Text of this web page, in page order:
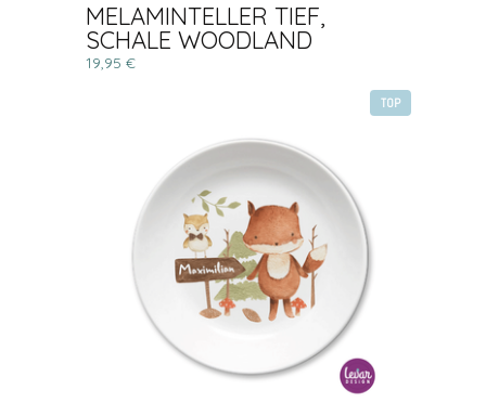
MELAMINTELLER TIEF,
SCHALE WOODLAND
19,95 €
TOP